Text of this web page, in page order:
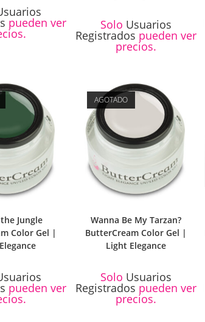
pueden ver Solo Usuarios
Registrados pueden ver
precios.
Jungle
Color Gel |
pueden ver
AGOTADO
Wanna Be My Tarzan?
ButterCream Color Gel |
Light Elegance
Solo Usuarios
Registrados pueden ver
precios.